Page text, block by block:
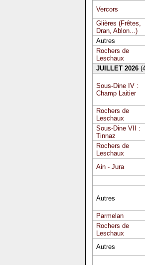
Vercors
Glières (Frêtes,
Dran, Ablon...)
Autres
Rochers de
Leschaux
JUILLET 2026
Sous-Dine IV :
Champ Laitier
Rochers de
Leschaux
Sous-Dine VII :
Tinnaz
Rochers de
Leschaux
Ain - Jura
Autres
Parmelan
Rochers de
Leschaux
Autres